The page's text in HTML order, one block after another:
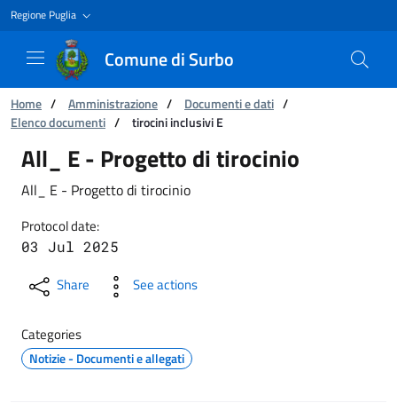
Regione Puglia
Comune di Surbo
You are:
Home / Amministrazione / Documenti e dati /
Elenco documenti / tirocini inclusivi E
tirocini inclusivi E
All_ E - Progetto di tirocinio
All_ E - Progetto di tirocinio
Protocol date:
03 Jul 2025
Share See actions
Categories
Notizie - Documenti e allegati